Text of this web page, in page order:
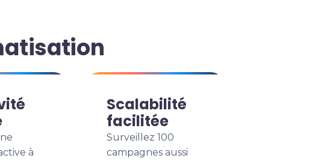
à
Scalabilité
facilitée
Surveillez 100
campagnes aussi